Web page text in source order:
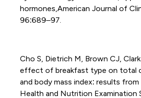
hormones,American Journal of
96:689–97.
Cho S, Dietrich M, Brown CJ,
effect of breakfast type on total
and body mass index: results
Health and Nutrition Examination